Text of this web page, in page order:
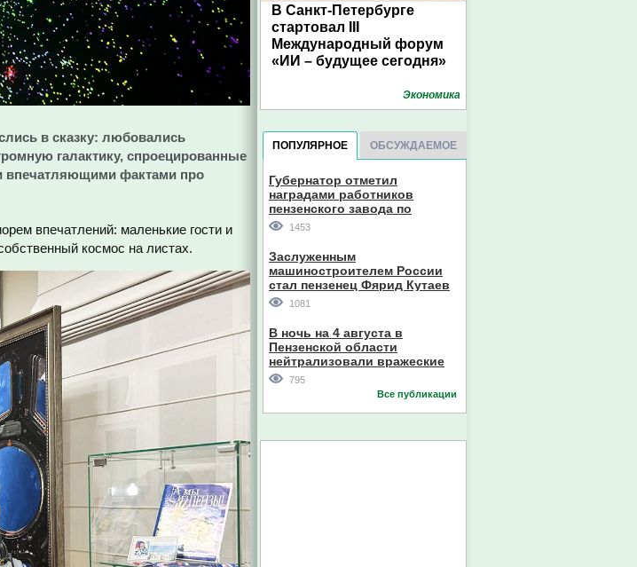
в сказку: любовались
галактику, спроецированные
впечатляющими фактами про
впечатлений: маленькие гости и
космос на листах.
В Санкт-Петербурге
стартовал III
Международный форум
«ИИ – будущее сегодня»
Экономика
ПОПУЛЯРНОЕ ОБСУЖДАЕМОЕ
Губернатор отметил
наградами работников
пензенского завода по
производству станков
1453
Заслуженным
машиностроителем России
стал пензенец Фярид Кутаев
1081
В ночь на 4 августа в
Пензенской области
нейтрализовали вражеские
дроны
795
Все публикации